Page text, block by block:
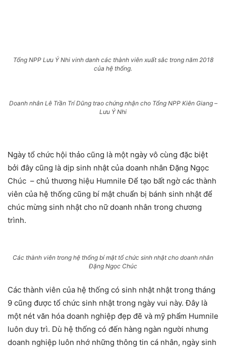
Tổng NPP Lưu Ý Nhi vinh danh các thành viên xuất sắc trong năm 2018
của hệ thống.
Doanh nhân Lê Trần Trí Dũng trao chứng nhận cho Tổng NPP Kiên Giang –
Lưu Ý Nhi
Ngày tổ chức hội thảo cũng là một ngày vô cùng đặc biệt
bởi đây cũng là dịp sinh nhật của doanh nhân Đặng Ngọc
Chúc – chủ thương hiệu Humnile Để tạo bất ngờ các thành
viên của hệ thống cũng bí mật chuẩn bị bánh sinh nhật để
chúc mừng sinh nhật cho nữ doanh nhân trong chương
trình.
Các thành viên trong hệ thống bí mật tổ chức sinh nhật cho doanh nhân
Đặng Ngọc Chúc
Các thành viên của hệ thống có sinh nhật nhật trong tháng
9 cũng được tổ chức sinh nhật trong ngày vui này. Đây là
một nét văn hóa doanh nghiệp đẹp đẽ và mỹ phẩm Humnile
luôn duy trì. Dù hệ thống có đến hàng ngàn người nhưng
doanh nghiệp luôn nhớ những thông tin cá nhân, ngày sinh